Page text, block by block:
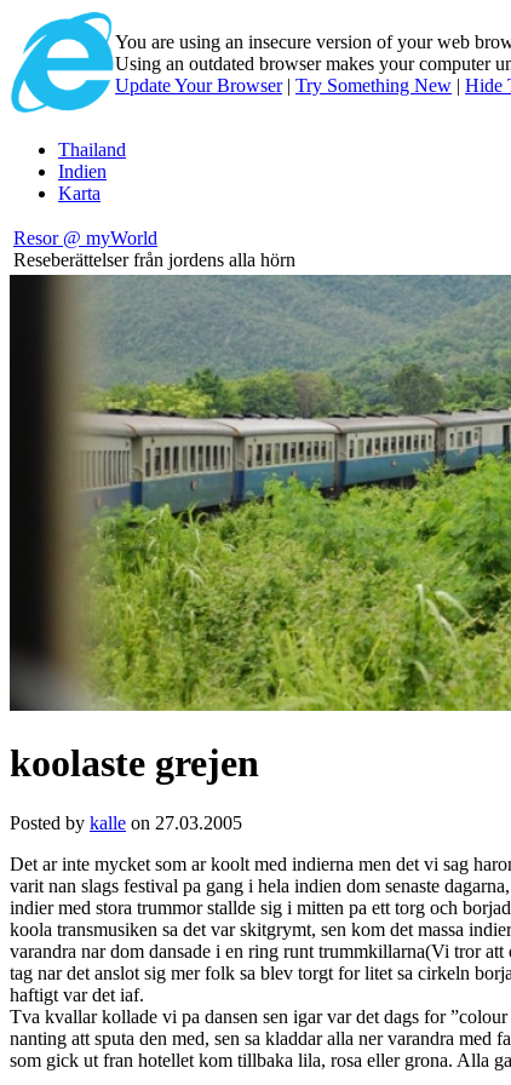
You are using an insecure version ofyour web
Using an outdated browser makes your computer
Update Your Browser| Try Something New | Hide
Thailand
Indien
Karta
Resor @ myWorld
Reseberättelser från jordens alla hörn
koolaste grejen
Posted by kalle on 27.03.2005
Det ar inte mycket som ar koolt med indierna men det vi sag
varit nan slags festival pa gang i hela indien dom senaste
indier med stora trummor stallde sig i mitten pa ett torg och
koola transmusiken sa det var skitgrymt, sen kom det massa
varandra nar dom dansade i en ring runt trummkillarna(Vi tror att
tag nar det anslot sig mer folk sa blev torgt for litet sa cirkeln
haftigt var det iaf.
Tva kvallar kollade vi pa dansen sen igar var det dags for
nanting att sputa den med, sen sa kladdar alla ner varandra med
som gick ut fran hotellet kom tillbaka lila, rosa eller grona. Alla